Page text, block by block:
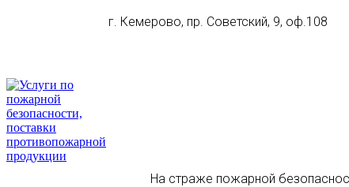
г. Кемерово, пр. Советский, 9, оф.108
На страже пожарной